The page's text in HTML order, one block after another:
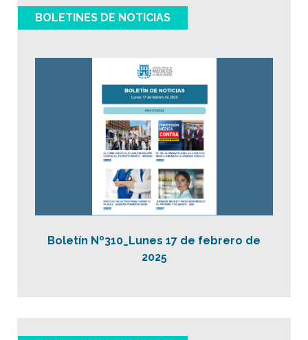
BOLETINES DE NOTICIAS
Boletín Nº310_Lunes 17 de febrero de
2025